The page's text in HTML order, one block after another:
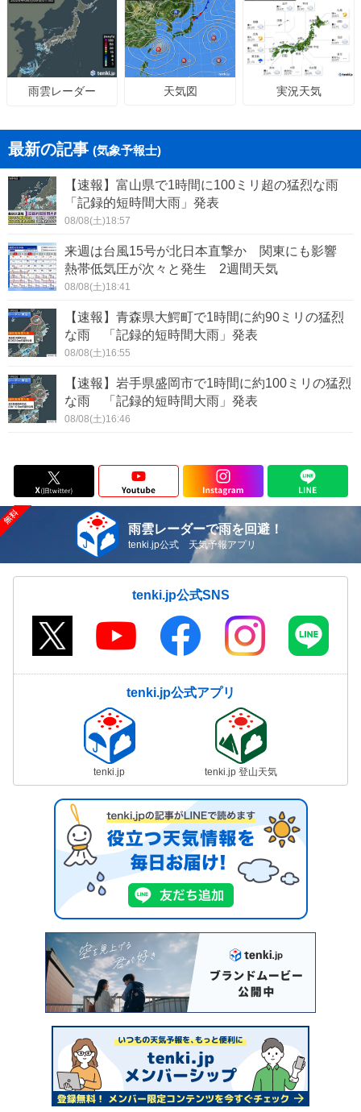
雨雲レーダー 天気図 実況天気
最新の記事 (気象予報士)
【速報】富山県で1時間に100ミリ超の猛烈な雨
「記録的短時間大雨」発表
08/08(土)18:57
来週は台風15号が北日本直撃か 関東にも影響
熱帯低気圧が次々と発生 2週間天気
08/08(土)18:41
【速報】青森県大鰐町で1時間に約90ミリの猛烈
な雨 「記録的短時間大雨」発表
08/08(土)16:55
【速報】岩手県盛岡市で1時間に約100ミリの猛烈
な雨 「記録的短時間大雨」発表
08/08(土)16:46
雨雲レーダーで雨を回避！
tenki.jp公式 天気予報アプリ
tenki.jp公式SNS
tenki.jp公式アプリ
tenki.jp tenki.jp 登山天気